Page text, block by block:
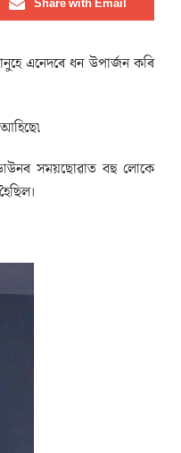
এনেদৰে ধন উপাৰ্জন কৰি
সময়ছোৱাত বহু লোকে